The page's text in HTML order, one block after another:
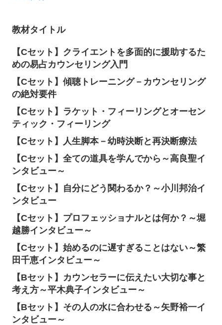
教材タイトル
【Cセット】クライエントを多面的に援助するた
めの易占カウンセリング入門
【Cセット】傾聴トレーニング－カウンセリング
の絶対要件
【Cセット】ラケット・フィーリングとオーセン
ティック・フィーリング
【Cセット】人生脚本－幼時決断と再決断療法
【Cセット】全ての道具を学んでから～高良聖イ
ンタビュー～
【Cセット】自分にどう関わるか？～小川邦治イ
ンタビュー
【Cセット】プロフェッショナルとは何か？～堀
越勝インタビュー～
【Cセット】始めるのに遅すぎることはない～繁
田千恵インタビュー～
【Bセット】カウンセラーに伝えたい大切な事と
考え方～平木典子インタビュー～
【Bセット】その人の水に合わせる～矢野裕一イ
ンタビュー～